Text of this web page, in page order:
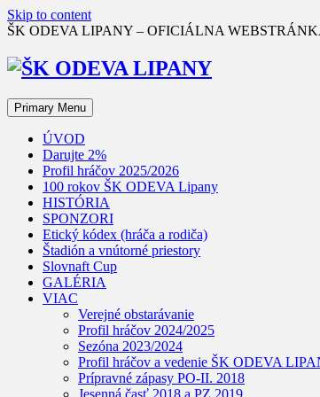
Skip to content
ŠK ODEVA LIPANY – OFICIÁLNA
Primary Menu
ÚVOD
Darujte 2%
Profil hráčov 2025/2026
100 rokov ŠK ODEVA Lipany
HISTÓRIA
SPONZORI
Etický kódex (hráča a rodiča)
Štadión a vnútorné priestory
Slovnaft Cup
GALÉRIA
VIAC
Verejné obstarávanie
Profil hráčov 2024/2025
Sezóna 2023/2024
Profil hráčov a vedenie ŠK ODEVA
Prípravné zápasy PO-II. 2018
Jesenná časť 2018 a PZ 2019